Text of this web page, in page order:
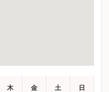
木 金 土 日